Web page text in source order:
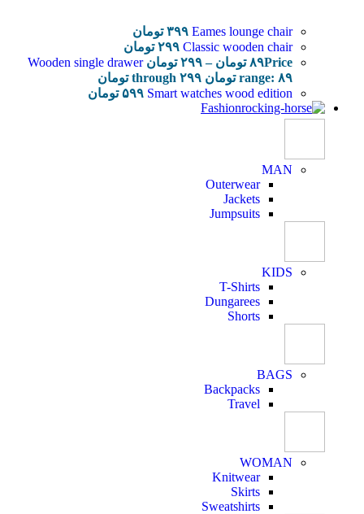
Eames lounge chair ۳۹۹ تومان
Classic wooden chair ۲۹۹ تومان
Wooden single drawer
۲۹۹ تومان – ۸۹ تومان
Price
range: ۸۹ تومان through ۲۹۹ تومان
Smart watches wood edition ۵۹۹ تومان
Fashion
MAN
Outerwear
Jackets
Jumpsuits
KIDS
T-Shirts
Dungarees
Shorts
BAGS
Backpacks
Travel
WOMAN
Knitwear
Skirts
Sweatshirts